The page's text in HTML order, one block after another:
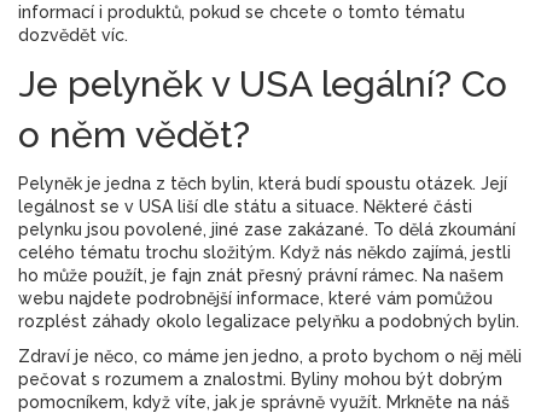
informací i produktů, pokud se chcete o tomto tématu
dozvědět víc.
Je pelyněk v USA legální? Co
o něm vědět?
Pelyněk je jedna z těch bylin, která budí spoustu otázek. Její
legálnost se v USA liší dle státu a situace. Některé části
pelynku jsou povolené, jiné zase zakázané. To dělá zkoumání
celého tématu trochu složitým. Když nás někdo zajímá, jestli
ho může použít, je fajn znát přesný právní rámec. Na našem
webu najdete podrobnější informace, které vám pomůžou
rozplést záhady okolo legalizace pelyňku a podobných bylin.
Zdraví je něco, co máme jen jedno, a proto bychom o něj měli
pečovat s rozumem a znalostmi. Byliny mohou být dobrým
pomocníkem, když víte, jak je správně využít. Mrkněte na náš